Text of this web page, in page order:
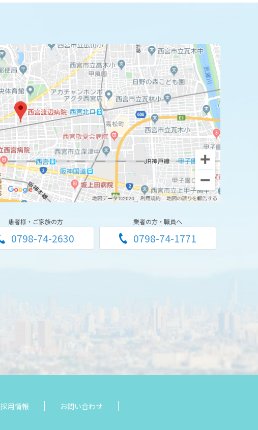
患者様・ご家族の方
0798-74-2630
業者の方・職員へ
0798-74-1771
採用情報 お問い合わせ